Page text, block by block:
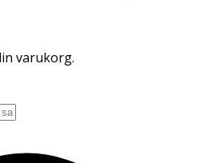
varukorg.